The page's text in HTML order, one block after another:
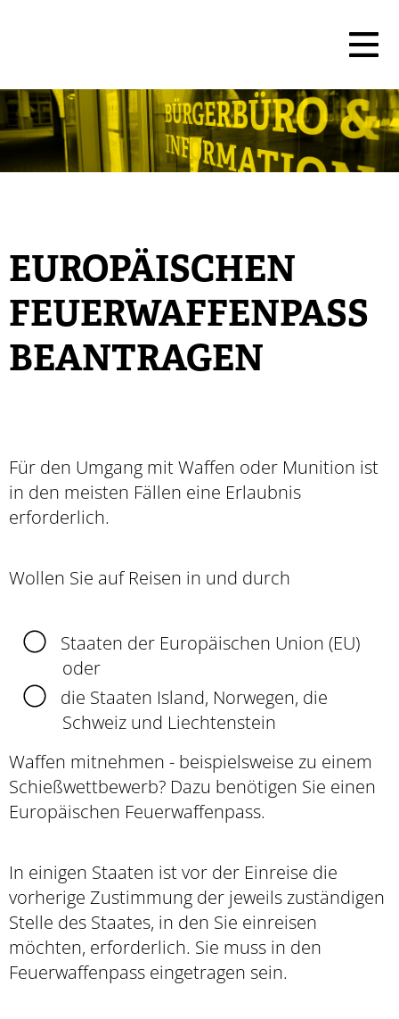
EUROPÄISCHEN
FEUERWAFFENPASS
BEANTRAGEN
Für den Umgang mit Waffen oder Munition ist
in den meisten Fällen eine Erlaubnis
erforderlich.
Wollen Sie auf Reisen in und durch
Staaten der Europäischen Union (EU)
oder
die Staaten Island, Norwegen, die
Schweiz und Liechtenstein
Waffen mitnehmen - beispielsweise zu einem
Schießwettbewerb? Dazu benötigen Sie einen
Europäischen Feuerwaffenpass.
In einigen Staaten ist vor der Einreise die
vorherige Zustimmung der jeweils zuständigen
Stelle des Staates, in den Sie einreisen
möchten, erforderlich. Sie muss in den
Feuerwaffenpass eingetragen sein.